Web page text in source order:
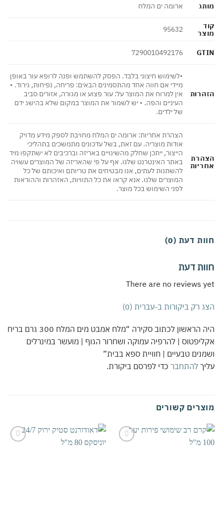
ארומה ים המלח
95632
7290010492176
•לשימוש חיצוני בלבד. הפסק להשתמש ופנה לרופא עור באופן
מיידי אם חווה אחד מהתסמינים הבאים: פריחה, נפיחות, גירוד. •
אין למרוח את המוצר על: עור פצוע או מגורה, אזורים סביב
העיניים והפה. • יש לשמור את המוצר במקום שלא בהישג ידם
של ילדים.
הצהרת אחריות: ארומה ים המלח מחויבת לספק מידע מדויק
אודות מוצריה. עם זאת, בשל עדכונים מתמשכים בתהליכי
הייצור, ייתכן שחלק מהשינויים באריזה וברכיבים לא ישתקפו מיד
באתר האינטרנט שלנו. אף על פי שהאריזה של המוצרים עשויה
להשתנות לעתים, אנו מבטיחים את טריותם ואיכותם של כל
המוצרים שלנו. אנא קראו את כל התוויות, האזהרות וההוראות
לפני השימוש בכל מוצר.
דעת (0)
דעת
There are no reviews
רק ביקורות ב-עברית (0)
היה הראשון לכתוב סקירה “מלח אמבט מים המלח 300 גרם בריח
| להרפיה עמוקה ושחרור הגוף | מועשר במינרלים
טבעיים | חוויית ספא בבית”
להתחברכדי לפרסם ביקורת.
קשורים